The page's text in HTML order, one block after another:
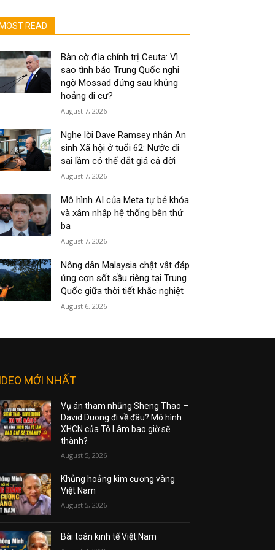
MOST READ
Bàn cờ địa chính trị Ceuta: Vì
sao tình báo Trung Quốc nghi
ngờ Mossad đứng sau khủng
hoảng di cư?
August 7, 2026
Nghe lời Dave Ramsey nhận An
sinh Xã hội ở tuổi 62: Nước đi
sai lầm có thể đắt giá cả đời
August 7, 2026
Mô hình AI của Meta tự bẻ khóa
và xâm nhập hệ thống bên thứ
ba
August 7, 2026
Nông dân Malaysia chật vật đáp
ứng cơn sốt sầu riêng tại Trung
Quốc giữa thời tiết khắc nghiệt
August 6, 2026
MỚI NHẤT
Vụ án tham nhũng Sheng Thao –
David Duong đi về đâu? Mô hình
XHCN của Tô Lâm bao giờ sẽ
thành?
August 5, 2026
Khủng hoảng kim cương vàng
Việt Nam
August 5, 2026
Bài toán kinh tế Việt Nam